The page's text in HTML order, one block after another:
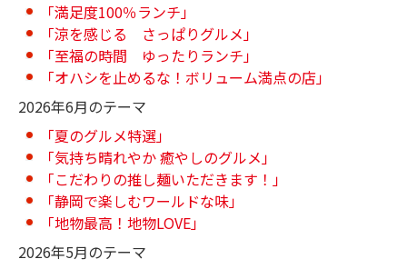
「満足度100％ランチ」
「涼を感じる さっぱりグルメ」
「至福の時間 ゆったりランチ」
「オハシを止めるな！ボリューム満点の店」
2026年6月のテーマ
「夏のグルメ特選」
「気持ち晴れやか 癒やしのグルメ」
「こだわりの推し麺いただきます！」
「静岡で楽しむワールドな味」
「地物最高！地物LOVE」
2026年5月のテーマ